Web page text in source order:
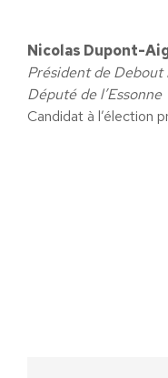
Nicolas Dupont-
Président de Debout
Député de l’Essonne
Candidat à l’élection